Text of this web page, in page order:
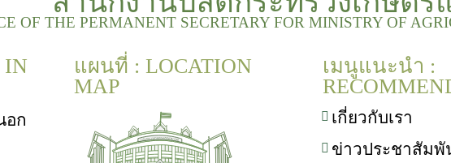
OF THE PERMANENT SECRETARY FOR MINISTRY OF
IN
อก
แผนที่ : LOCATION
MAP
เมนูแนะนำ :
เกี่ยวกับเรา
ข่าวประชาสัมพั